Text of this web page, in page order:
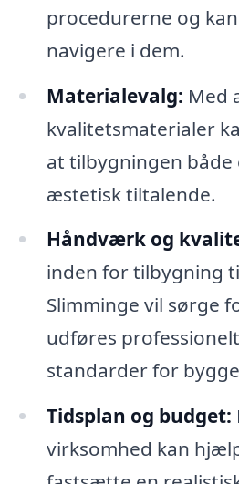
procedurerne og
navigere i dem.
Materialevalg: Med
kvalitetsmaterialer
at tilbygningen både
æstetisk tiltalende.
Håndværk og
inden for tilbygning
Slimminge vil sørge
udføres
standarder for
Tidsplan og budget:
virksomhed kan